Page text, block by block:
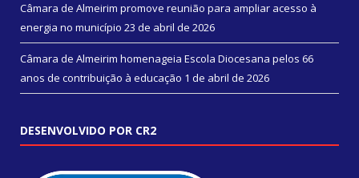
Câmara de Almeirim promove reunião para ampliar acesso à
energia no município 23 de abril de 2026
Câmara de Almeirim homenageia Escola Diocesana pelos 66
anos de contribuição à educação 1 de abril de 2026
DESENVOLVIDO POR CR2